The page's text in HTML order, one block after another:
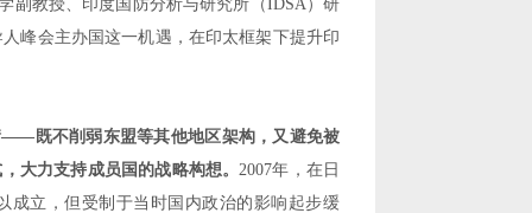
副教授、印度国防分析与研究所（ IDSA）研
人峰会主办国这一机遇，在印太框架下提升印
—— 既不削弱东盟等其他地区架构，又避免被
大力支持成员国的战略构想。2007年，在日
成立，但受制于当时国内政治的影响起步缓